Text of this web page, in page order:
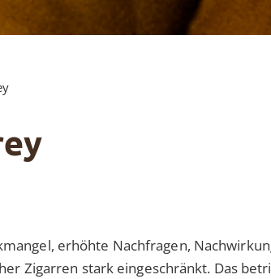
erhöhte Nachfragen,
Zigarren stark eingeschränkt. Das